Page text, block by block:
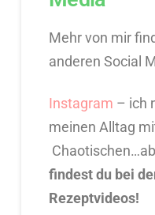
Mehr von mir
anderen Social
Instagram – ich
meinen Alltag
findest du bei
Rezeptvideos!